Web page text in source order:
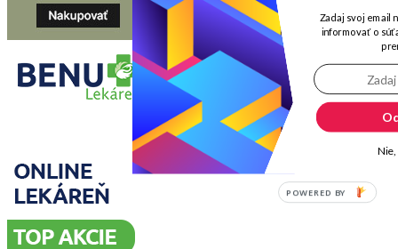
Zadaj svoj email
informovať o